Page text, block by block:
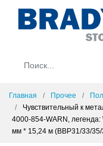
Главная Прочее
Чувствительный к
4000-854-WARN,
мм * 15,24 м (BBP31/33/